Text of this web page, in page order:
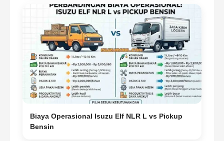
Biaya Operasional Isuzu Elf NLR L vs Pickup
Bensin